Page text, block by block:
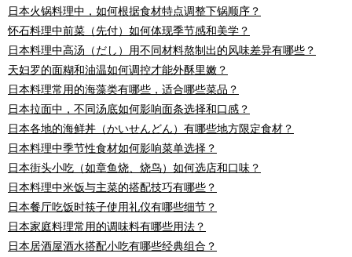
日本火锅料理中，如何根据食材特点调整下锅顺序？
怀石料理中前菜（先付）如何体现季节感和美学？
日本料理中高汤（だし）用不同材料熬制出的风味差异有哪些？
天妇罗的面糊和油温如何调控才能外酥里嫩？
日本料理常用的海藻类有哪些，适合哪些菜品？
日本拉面中，不同汤底如何影响面条选择和口感？
日本各地的海鲜丼（かいせんどん）有哪些地方限定食材？
日本料理中季节性食材如何影响菜单选择？
日本街头小吃（如章鱼烧、烧鸟）如何选店和口味？
日本料理中米饭与主菜的搭配技巧有哪些？
日本餐厅吃饭时筷子使用礼仪有哪些细节？
日本家庭料理常用的调味料有哪些用法？
日本居酒屋酒水搭配小吃有哪些经典组合？